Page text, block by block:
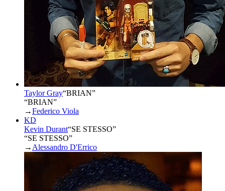
Taylor Gray“BRIAN”
“BRIAN”
→Federico Viola
KD
Kevin Durant“SE STESSO”
“SE STESSO”
→ Alessandro D'Errico